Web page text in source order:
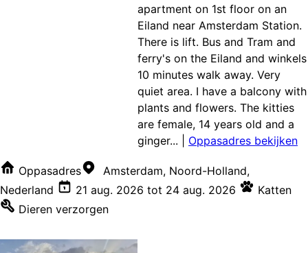
apartment on 1st floor on an
Eiland near Amsterdam Station.
There is lift. Bus and Tram and
ferry's on the Eiland and winkels
10 minutes walk away. Very
quiet area. I have a balcony with
plants and flowers. The kitties
are female, 14 years old and a
ginger...
Oppasadres bekijken
Oppasadres
Amsterdam, Noord-Holland,
Nederland
21 aug. 2026 tot 24 aug. 2026
Katten
Dieren verzorgen